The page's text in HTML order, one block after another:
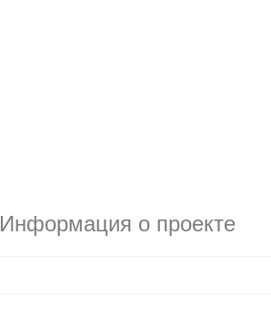
Информация о проекте